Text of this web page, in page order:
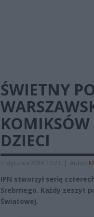
ŚWIETNY
KOMIKSÓW
DZIECI
2 stycznia 2016 13:23 | Autor:
IPN stworzył serię
Srebrnego. Każdy zeszyt
Światowej.